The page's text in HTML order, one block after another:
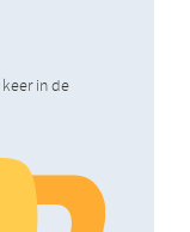
keer in de